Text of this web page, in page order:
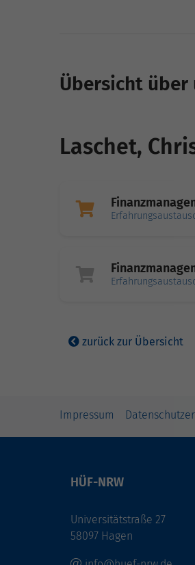
Übersicht über
Laschet,
zurück zur Übersicht
Impressum
HÜF-NRW
Universitätstraße 27
58097 Hagen